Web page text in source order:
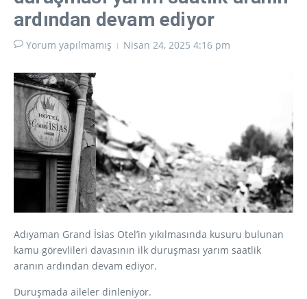
ardından devam ediyor
Yorum yapılmamış Nisan 24, 2025 4:16 pm
Adıyaman Grand İsias Otel’in yıkılmasında kusuru bulunan
kamu görevlileri davasının ilk duruşması yarım saatlik
aranın ardından devam ediyor.
Duruşmada aileler dinleniyor.